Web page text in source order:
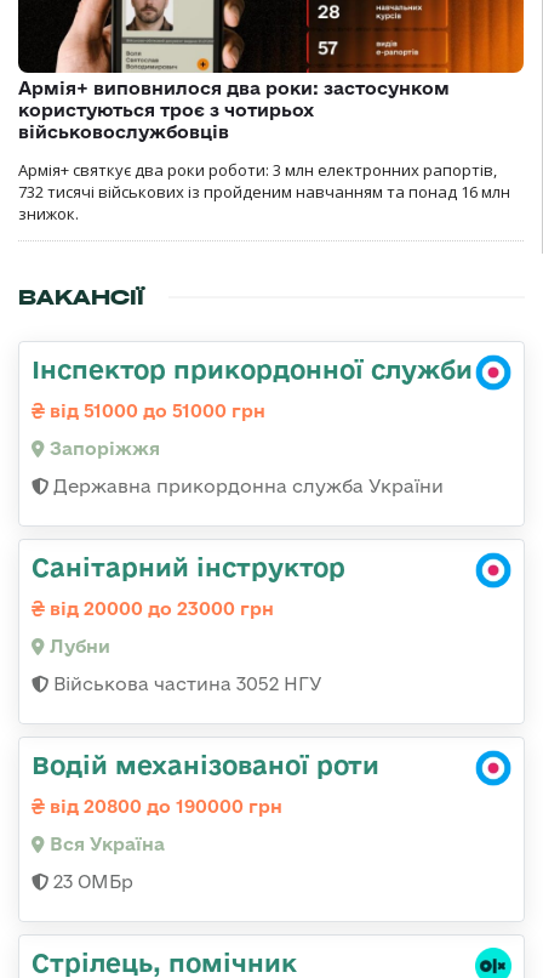
Армія+ виповнилося два роки: застосунком
користуються троє з чотирьох
військовослужбовців
Армія+ святкує два роки роботи: 3 млн електронних рапортів,
732 тисячі військових із пройденим навчанням та понад 16 млн
знижок.
ВАКАНСІЇ
Інспектор прикордонної служби
від 51000 до 51000 грн
Запоріжжя
Державна прикордонна служба України
Санітарний інструктор
від 20000 до 23000 грн
Лубни
Військова частина 3052 НГУ
Водій механізованої роти
від 20800 до 190000 грн
Вся Україна
23 ОМБр
Стрілець, помічник